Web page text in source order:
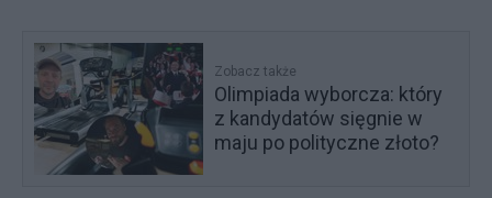
Zobacz także
Olimpiada wyborcza: który
z kandydatów sięgnie w
maju po polityczne złoto?